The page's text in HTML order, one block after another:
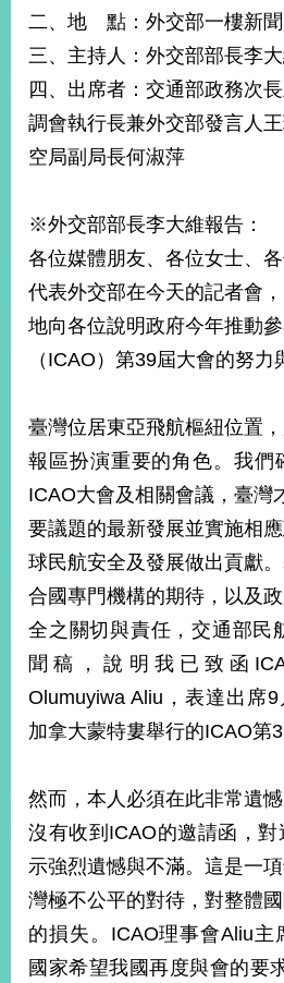
外
交
經
濟
不
落
國
海
和
平
護
照
回
首
頁
網
站
導
覽
關
於
本
部
新
聞
中
心
交
國
家
與
地
區
國
二、地 點：外交部一樓新
三、主持人：外交部部長李
四、出席者：交通部政務次
調會執行長兼外交部發言人
空局副局長何淑萍
※外交部部長李大維報告：
各位媒體朋友、各位女士、
代表外交部在今天的記者會
地向各位說明政府今年推動
（ICAO）第39屆大會的努力
臺灣位居東亞飛航樞紐位置
報區扮演重要的角色。我們
ICAO大會及相關會議，臺灣
要議題的最新發展並實施相
球民航安全及發展做出貢獻
合國專門機構的期待，以及
全之關切與責任，交通部民
聞稿，說明我已致函
Olumuyiwa Aliu，表達出席
加拿大蒙特婁舉行的ICAO第
然而，本人必須在此非常遺
沒有收到ICAO的邀請函，
示強烈遺憾與不滿。這是一
灣極不公平的對待，對整體
的損失。ICAO理事會Aliu主
國家希望我國再度與會的要